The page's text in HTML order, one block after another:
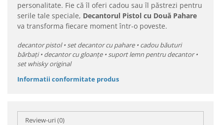
personalitate. Fie că îl oferi cadou sau îl păstrezi pentru
serile tale speciale, Decantorul Pistol cu Două Pahare
va transforma fiecare moment într-o poveste.
decantor pistol • set decantor cu pahare • cadou băuturi
bărbați • decantor cu gloanțe • suport lemn pentru decantor •
set whisky original
Informatii conformitate produs
Review-uri(0)